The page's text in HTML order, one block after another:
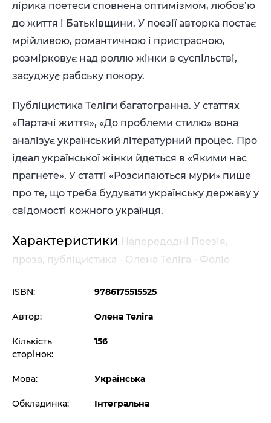
лірика поетеси сповнена оптимізмом, любов’ю
до життя і Батьківщини. У поезії авторка постає
мрійливою, романтичною і пристрасною,
розмірковує над роллю жінки в суспільстві,
засуджує рабську покору.
Публіцистика Теліги багатогранна. У статтях
«Партачі життя», «До проблеми стилю» вона
аналізує український літературний процес. Про
ідеал української жінки йдеться в «Якими нас
прагнете». У статті «Розсипаються мури» пише
про те, що треба будувати українську державу у
свідомості кожного українця.
Характеристики Напередодні Поезія,
проза, публіцистика - Олена Теліга - Фоліо
ISBN: 9786175515525
Автор: Олена Теліга
Кількість
сторінок:
156
Мова: Українська
Обкладинка: Інтегральна